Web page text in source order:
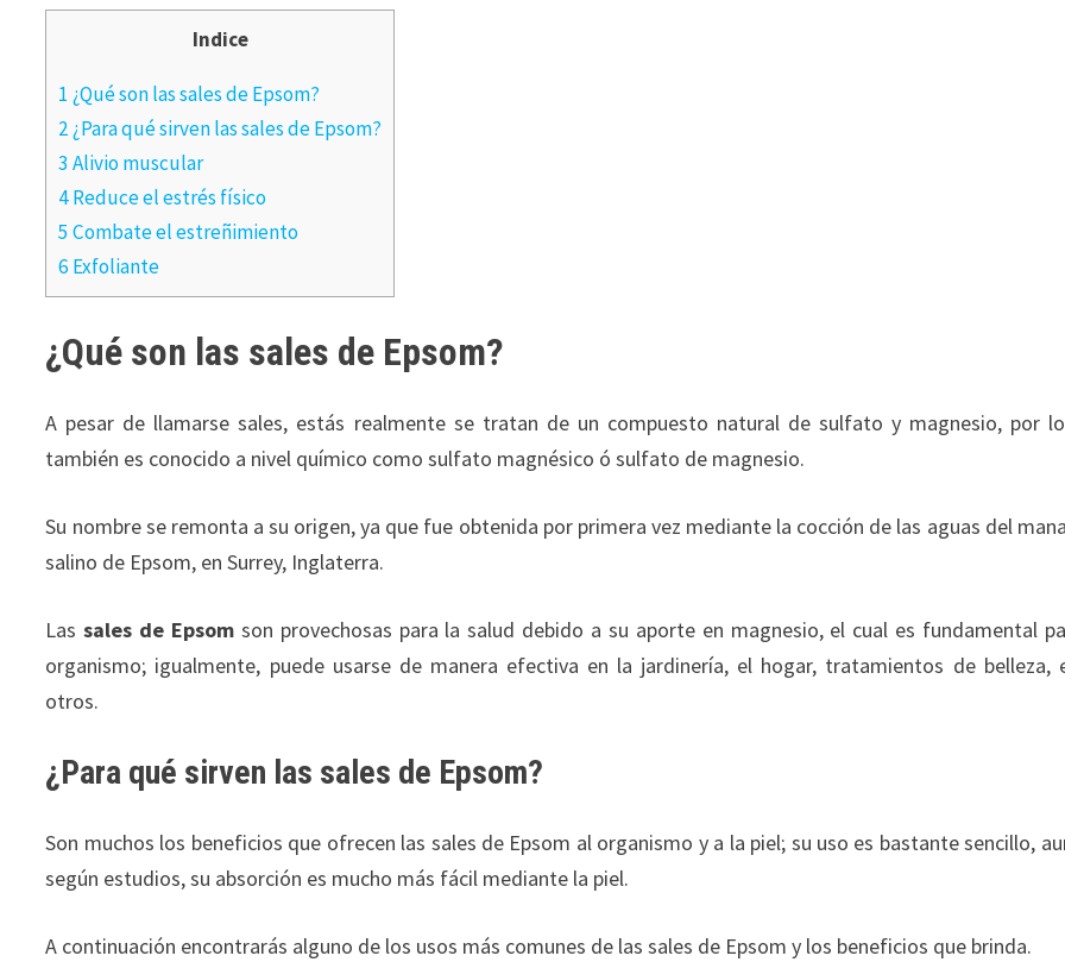
Indice
1 ¿Qué son las sales de Epsom?
2 ¿Para qué sirven las sales de Epsom?
3 Alivio muscular
4 Reduce el estrés físico
5 Combate el estreñimiento
6 Exfoliante
¿Qué son las sales de Epsom?
A pesar de llamarse sales, estás realmente se tratan de un compuesto natural de sulfato y magnesio, por
también es conocido a nivel químico como sulfato magnésico ó sulfato de magnesio.
Su nombre se remonta a su origen, ya que fue obtenida por primera vez mediante la cocción de las aguas del
salino de Epsom, en Surrey, Inglaterra.
Lassales de Epsom son provechosas para la salud debido a su aporte en magnesio, el cual es fundamental
organismo; igualmente, puede usarse de manera efectiva en la jardinería, el hogar, tratamientos de belleza,
otros.
¿Para qué sirven las sales de Epsom?
Son muchos los beneficios que ofrecen las sales de Epsom al organismo y a la piel; su uso es bastante sencillo,
según estudios, su absorción es mucho más fácil mediante la piel.
A continuación encontrarás alguno de los usos más comunes de las sales de Epsom y los beneficios que brinda.